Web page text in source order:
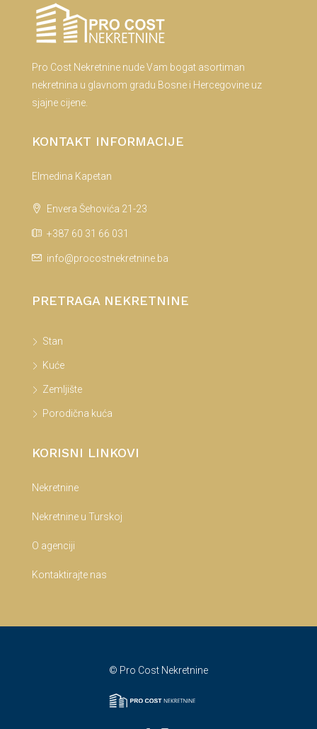
Pro Cost Nekretnine nude Vam bogat asortiman
nekretnina u glavnom gradu Bosne i Hercegovine uz
sjajne cijene.
KONTAKT INFORMACIJE
Elmedina Kapetan
Envera Šehovića 21-23
+387 60 31 66 031
info@procostnekretnine.ba
PRETRAGA NEKRETNINE
Stan
Kuće
Zemljište
Porodična kuća
KORISNI LINKOVI
Nekretnine
Nekretnine u Turskoj
O agenciji
Kontaktirajte nas
© Pro Cost Nekretnine